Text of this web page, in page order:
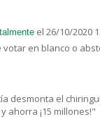
el 26/10/2020
votar en blanco o
desmonta el
ahorra ¡15 millones!"